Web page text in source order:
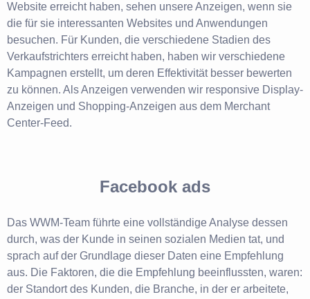
Website erreicht haben, sehen unsere Anzeigen, wenn sie
die für sie interessanten Websites und Anwendungen
besuchen. Für Kunden, die verschiedene Stadien des
Verkaufstrichters erreicht haben, haben wir verschiedene
Kampagnen erstellt, um deren Effektivität besser bewerten
zu können. Als Anzeigen verwenden wir responsive Display-
Anzeigen und Shopping-Anzeigen aus dem Merchant
Center-Feed.
Facebook ads
Das WWM-Team führte eine vollständige Analyse dessen
durch, was der Kunde in seinen sozialen Medien tat, und
sprach auf der Grundlage dieser Daten eine Empfehlung
aus. Die Faktoren, die die Empfehlung beeinflussten, waren:
der Standort des Kunden, die Branche, in der er arbeitete,